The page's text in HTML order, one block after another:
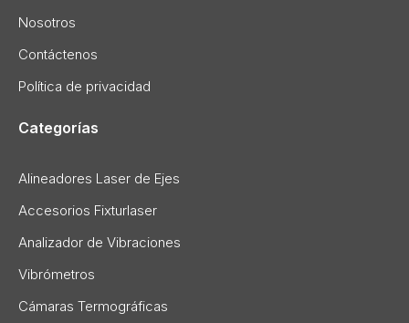
Nosotros
Contáctenos
Política de privacidad
Categorías
Alineadores Laser de Ejes
Accesorios Fixturlaser
Analizador de Vibraciones
Vibrómetros
Cámaras Termográficas